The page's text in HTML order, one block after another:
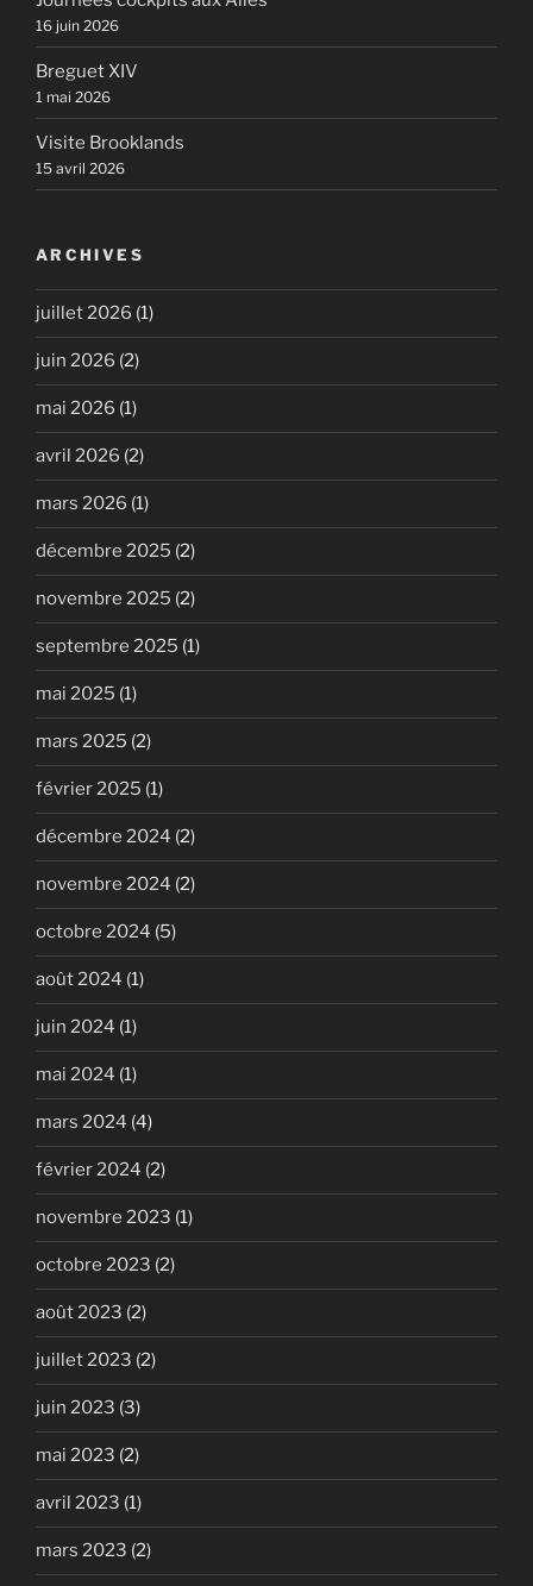
16 juin 2026
Breguet XIV
1 mai 2026
Visite Brooklands
15 avril 2026
ARCHIVES
juillet 2026 (1)
juin 2026 (2)
mai 2026 (1)
avril 2026 (2)
mars 2026 (1)
décembre 2025 (2)
novembre 2025 (2)
septembre 2025 (1)
mai 2025 (1)
mars 2025 (2)
février 2025 (1)
décembre 2024 (2)
novembre 2024 (2)
octobre 2024 (5)
août 2024 (1)
juin 2024 (1)
mai 2024 (1)
mars 2024 (4)
février 2024 (2)
novembre 2023 (1)
octobre 2023 (2)
août 2023 (2)
juillet 2023 (2)
juin 2023 (3)
mai 2023 (2)
avril 2023 (1)
mars 2023 (2)